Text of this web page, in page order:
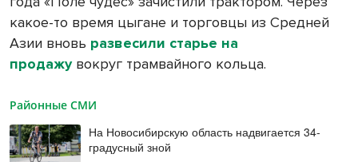
какое-то время цыгане и торговцы из Средней
Азии вновь развесили старье на
продажувокруг трамвайного кольца.
Районные СМИ
На Новосибирскую область надвигается 34-
градусный зной